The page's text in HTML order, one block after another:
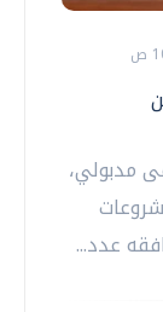
مدبولي،
عدد...